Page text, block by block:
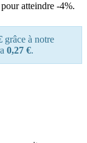
atteindre -4%.
grâce à notre
0,27 €.